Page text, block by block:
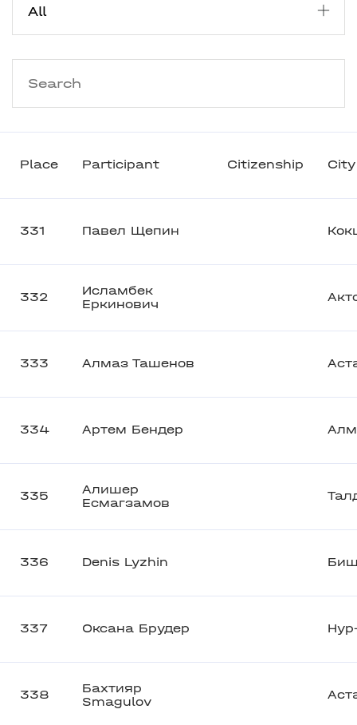
Place Participant Citizenship City
331 Павел Щепин
332
Исламбек
Еркинович
333 Алмаз Ташенов
334 Артем Бендер
335
Алишер
Есмагзамов
336 Denis Lyzhin
337 Оксана Брудер
338
Бахтияр
Smagulov